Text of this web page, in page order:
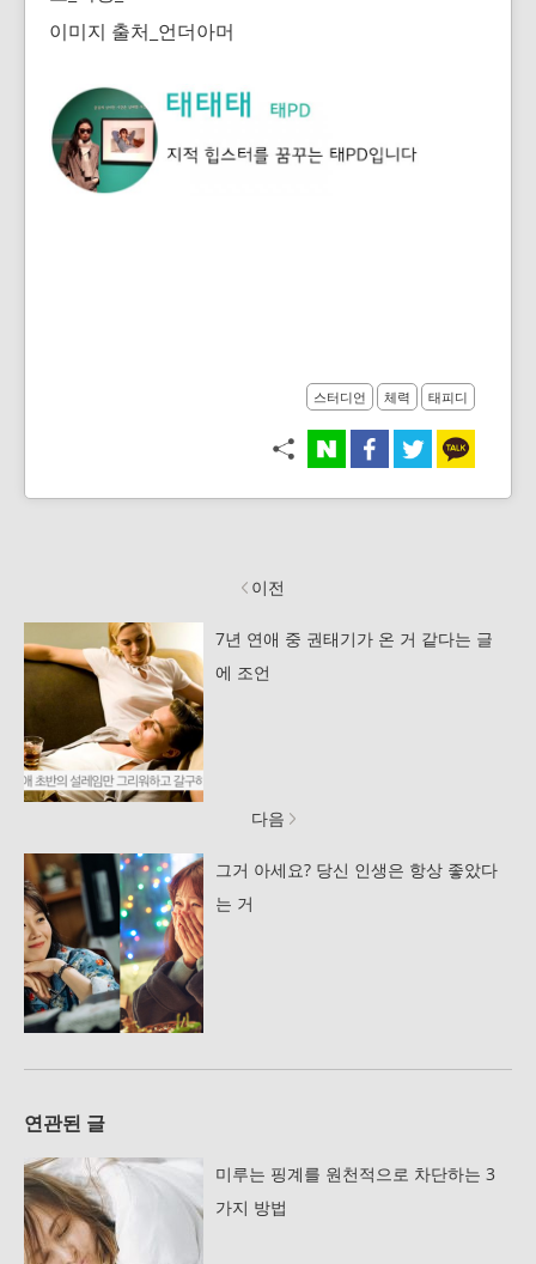
이미지 출처_언더아머
스터디언 체력 태피디
이전
7년 연애 중 권태기가 온 거 같다는 글
에 조언
다음
그거 아세요? 당신 인생은 항상 좋았다
는 거
연관된 글
미루는 핑계를 원천적으로 차단하는 3
가지 방법